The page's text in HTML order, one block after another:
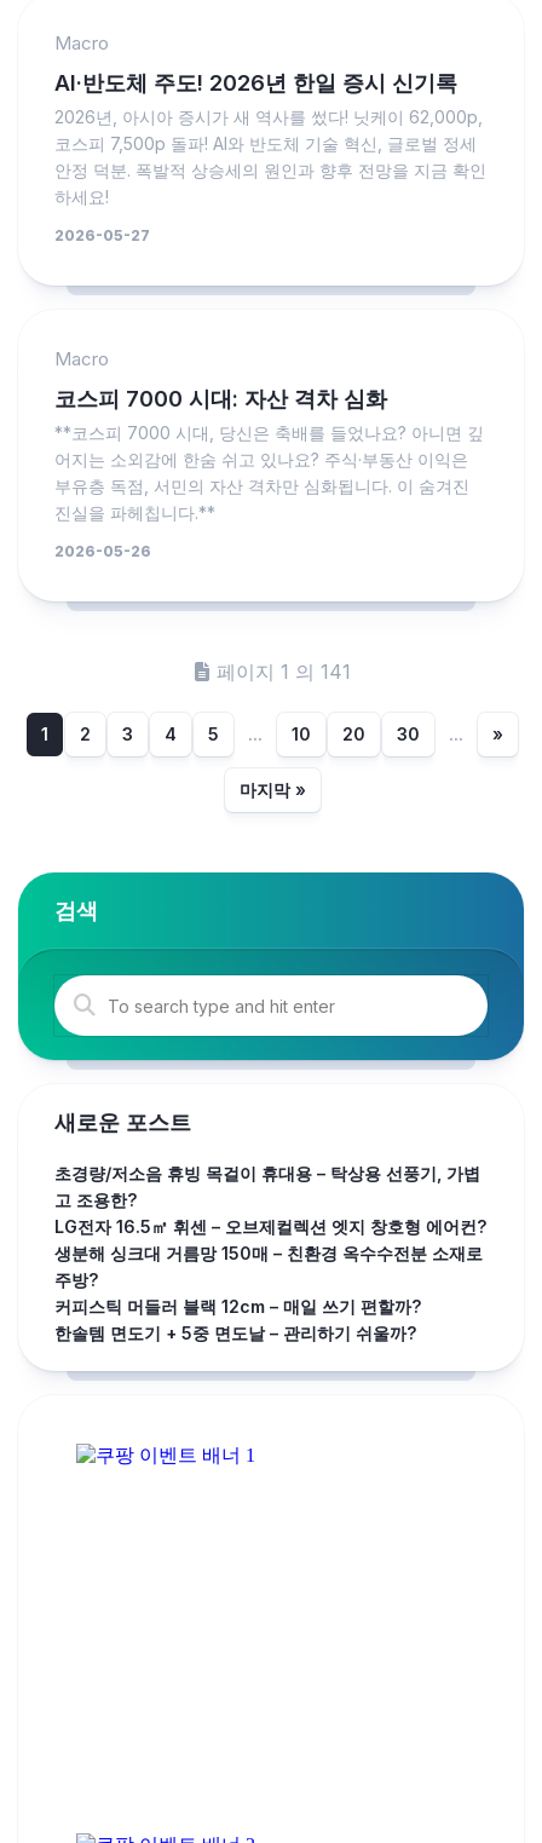
Macro
AI·반도체 주도! 2026년 한일 증시 신기록
2026년, 아시아 증시가 새 역사를 썼다! 닛케이 62,000p,
코스피 7,500p 돌파! AI와 반도체 기술 혁신, 글로벌 정세
안정 덕분. 폭발적 상승세의 원인과 향후 전망을 지금 확인
하세요!
2026-05-27
Macro
코스피 7000 시대: 자산 격차 심화
**코스피 7000 시대, 당신은 축배를 들었나요? 아니면 깊
어지는 소외감에 한숨 쉬고 있나요? 주식·부동산 이익은
부유층 독점, 서민의 자산 격차만 심화됩니다. 이 숨겨진
진실을 파헤칩니다.**
2026-05-26
페이지 1 의 141
1 2 3 4 5 ... 10 20 30 ... »
마지막 »
검색
새로운 포스트
초경량/저소음 휴빙 목걸이 휴대용 – 탁상용 선풍기, 가볍
고 조용한?
LG전자 16.5㎡ 휘센 – 오브제컬렉션 엣지 창호형 에어컨?
생분해 싱크대 거름망 150매 – 친환경 옥수수전분 소재로
주방?
커피스틱 머들러 블랙 12cm – 매일 쓰기 편할까?
한솔템 면도기 + 5중 면도날 – 관리하기 쉬울까?